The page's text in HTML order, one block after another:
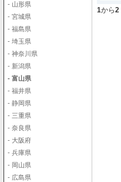
- 山形県
- 宮城県
- 福島県
- 埼玉県
- 神奈川県
- 新潟県
- 富山県
- 福井県
- 静岡県
- 三重県
- 奈良県
- 大阪府
- 兵庫県
- 岡山県
- 広島県
1から2